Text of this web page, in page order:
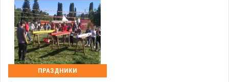
ПРАЗДНИКИ